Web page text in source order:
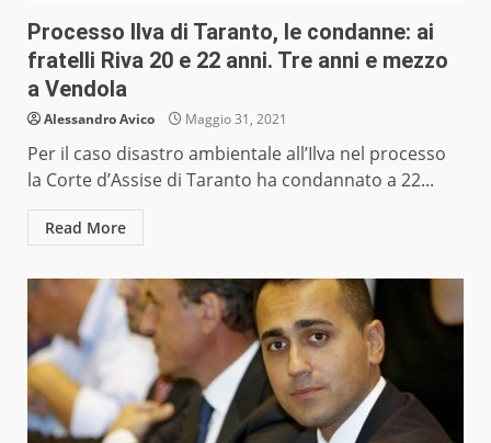
Processo Ilva di Taranto, le condanne: ai
fratelli Riva 20 e 22 anni. Tre anni e mezzo
a Vendola
Alessandro Avico Maggio 31, 2021
Per il caso disastro ambientale all’Ilva nel processo
la Corte d’Assise di Taranto ha condannato a 22...
Read More